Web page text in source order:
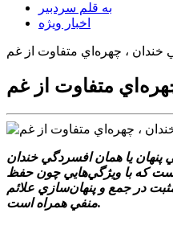
به قلم سردبیر
اخبار ویژه
خندان ، چهره‌اي متفاوت از غم
متفاوت از غم
يا همان افسردگي خندان
که با ويژگي‌هايي چون حفظ
در جمع و پنهان‌سازي علائم
منفي همراه است.